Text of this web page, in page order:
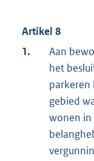
Artikel 8
1.
Aan
het
parkeren
gebied
wonen in